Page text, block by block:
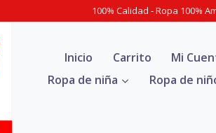
100% Calidad - Ropa 100%
Inicio Carrito Mi
Ropa de niña
Ropa de